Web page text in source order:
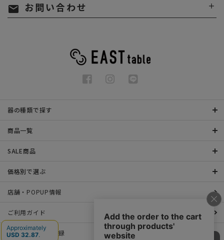
mail お問い合わせ
器の種類で探す
商品一覧
SALE商品
価格別で選ぶ
店舗・POPUP情報
ご利用ガイド
メールマガジン登録